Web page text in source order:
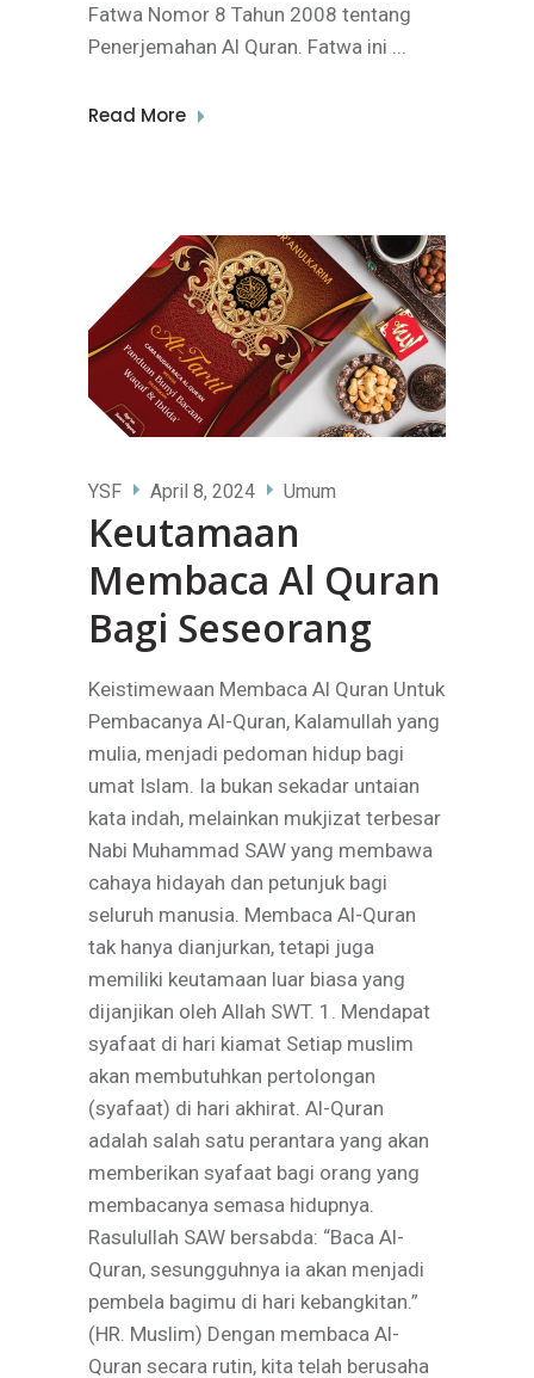
Fatwa Nomor 8 Tahun 2008 tentang
Penerjemahan Al Quran. Fatwa ini
Read More
YSF April 8, 2024 Umum
Keutamaan
Membaca Al Quran
Bagi Seseorang
Keistimewaan Membaca Al Quran Untuk
Pembacanya Al-Quran, Kalamullah yang
mulia, menjadi pedoman hidup bagi
umat Islam. Ia bukan sekadar untaian
kata indah, melainkan mukjizat terbesar
Nabi Muhammad SAW yang membawa
cahaya hidayah dan petunjuk bagi
seluruh manusia. Membaca Al-Quran
tak hanya dianjurkan, tetapi juga
memiliki keutamaan luar biasa yang
dijanjikan oleh Allah SWT. 1. Mendapat
syafaat di hari kiamat Setiap muslim
akan membutuhkan pertolongan
(syafaat) di hari akhirat. Al-Quran
adalah salah satu perantara yang akan
memberikan syafaat bagi orang yang
membacanya semasa hidupnya.
Rasulullah SAW bersabda: “Baca Al-
Quran, sesungguhnya ia akan menjadi
pembela bagimu di hari kebangkitan.”
(HR. Muslim) Dengan membaca Al-
Quran secara rutin, kita telah berusaha